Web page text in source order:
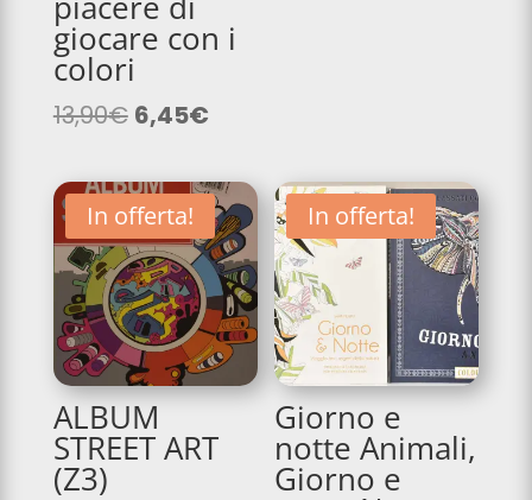
giocare con i
colori
13,90€ Il
originale
era:
13,90€.
6,45€Il
attuale
è:
6,45€.
In offerta!
ALBUM
STREET ART
(Z3)
In offerta!
Giorno e
notte Animali,
Giorno e